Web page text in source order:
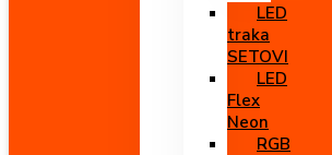
LED
traka
SETOVI
LED
Flex
Neon
RGB